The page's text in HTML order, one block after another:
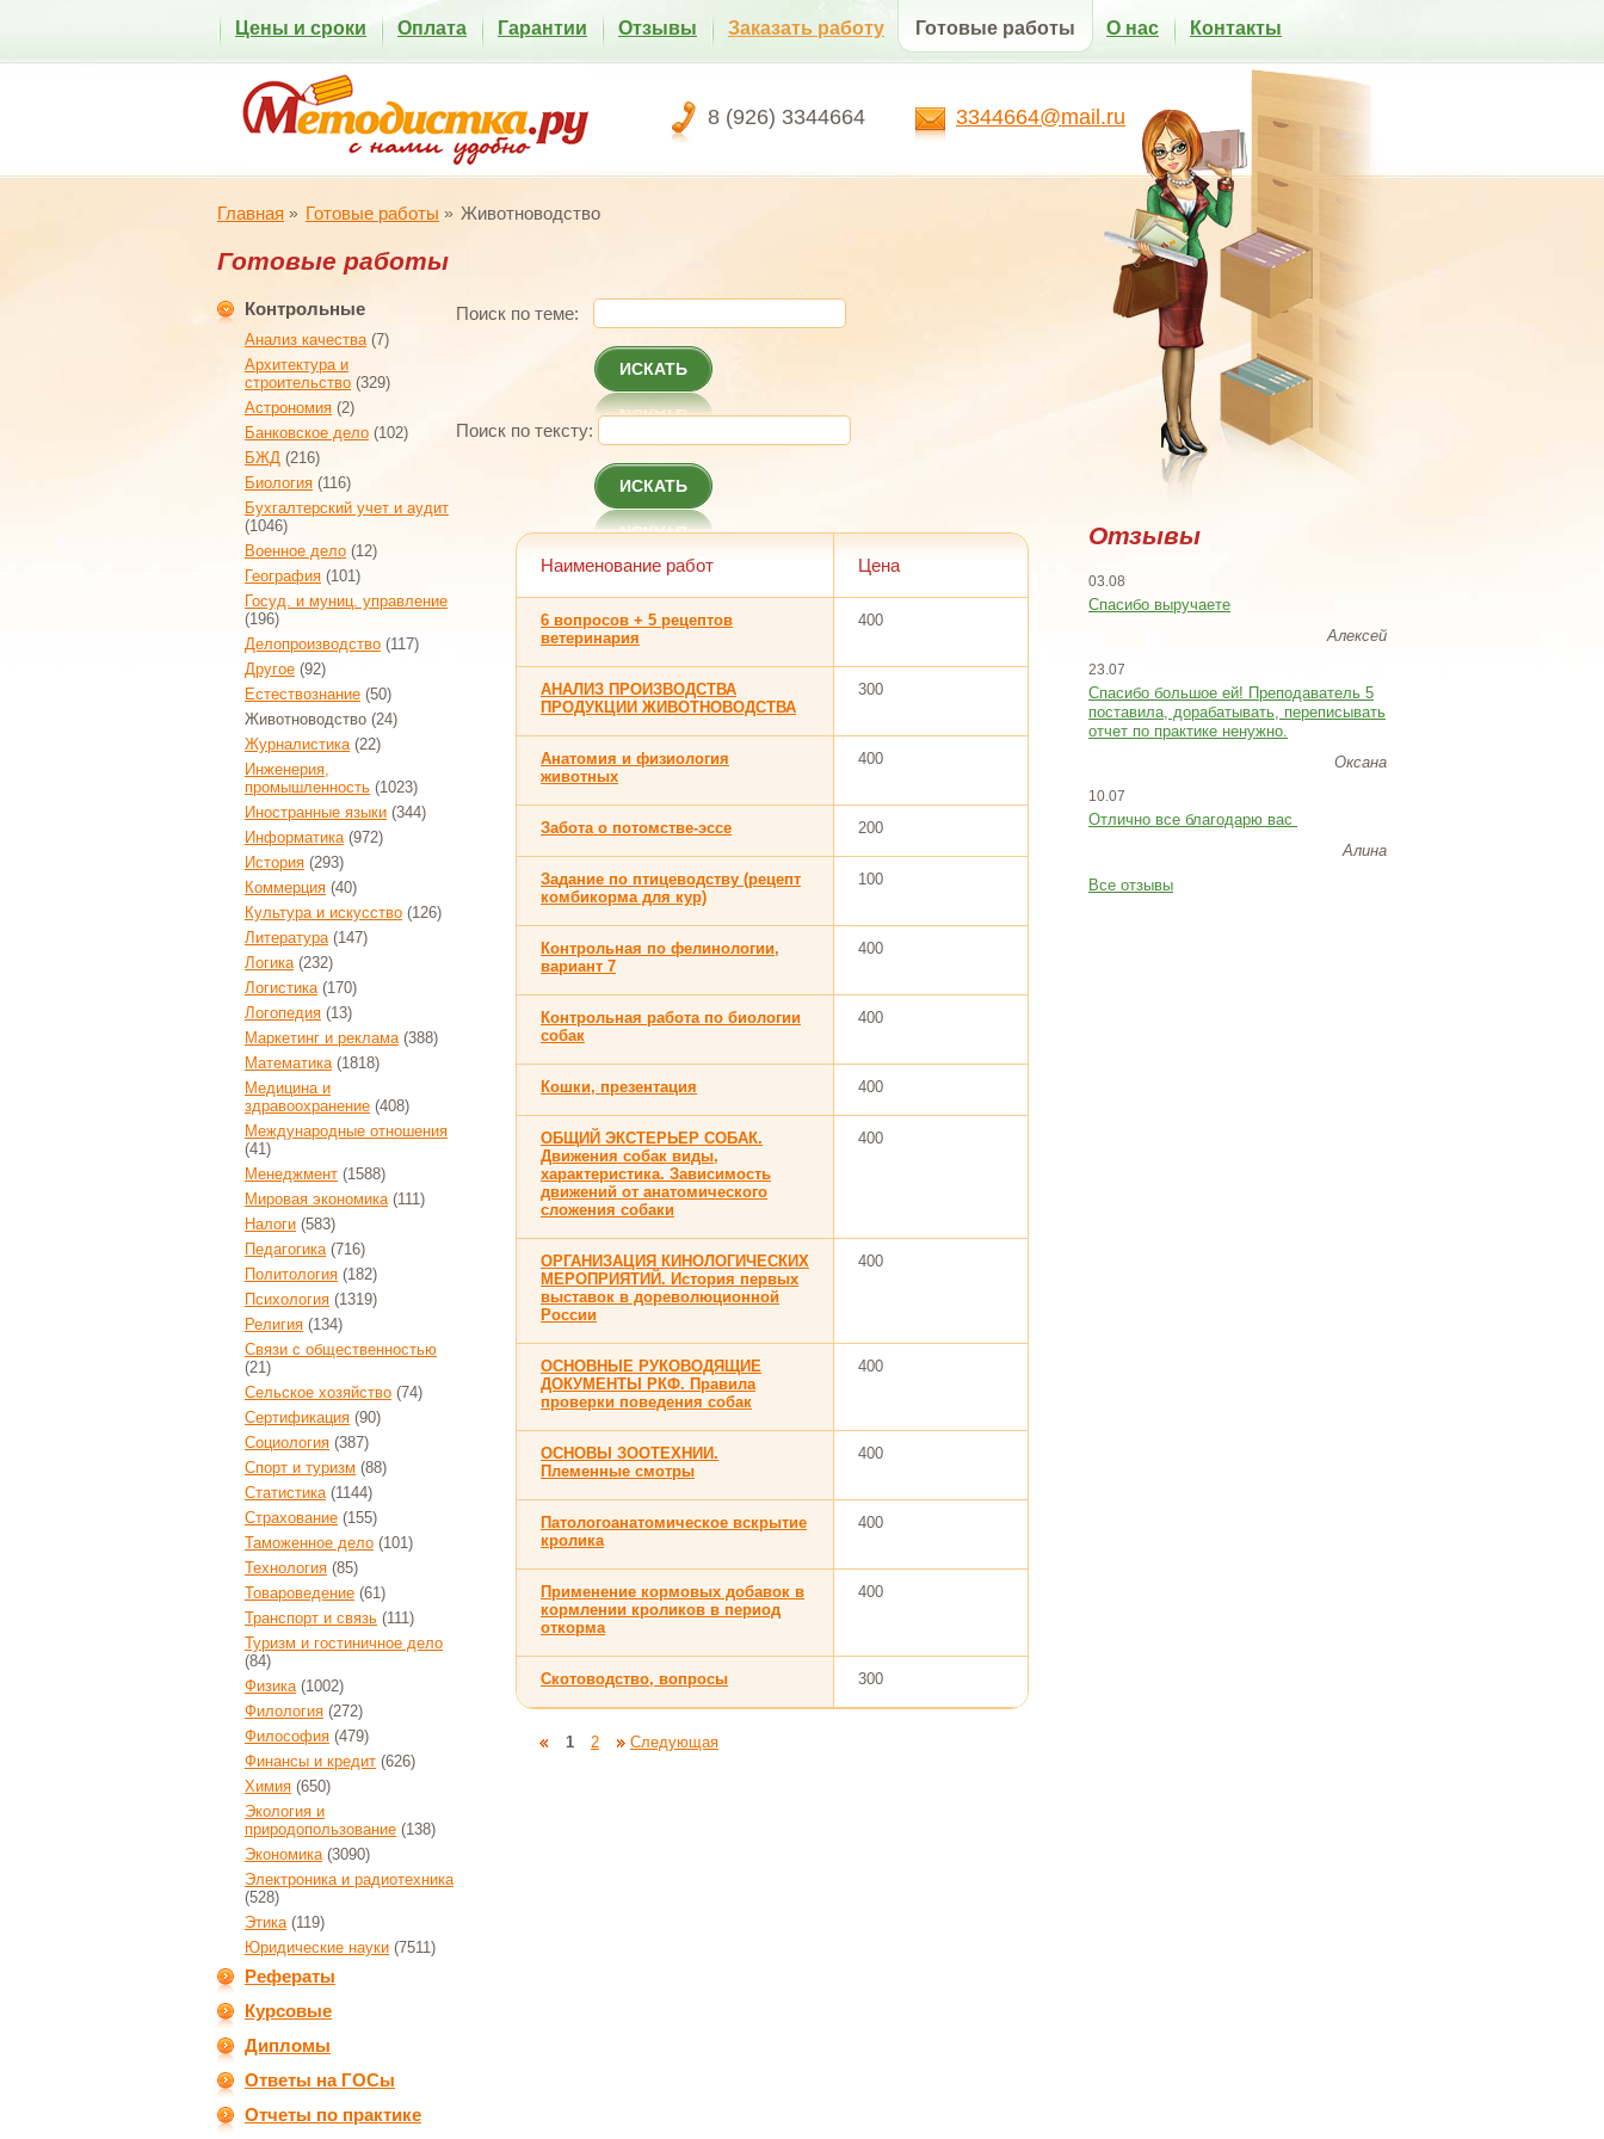
8 (926) 3344664 3344664@mail.ru
Цены и сроки Оплата Гарантии Отзывы Заказать работу Готовые работы О нас Контакты
Главная Готовые работы Животноводство
Готовые работы
Контрольные
Анализ качества(7)
Архитектура и
строительство (329)
Астрономия (2)
Банковское дело (102)
БЖД (216)
Биология (116)
Бухгалтерский учет и аудит
(1046)
Военное дело (12)
География (101)
Госуд. и муниц. управление
(196)
Делопроизводство (117)
Другое (92)
Естествознание (50)
Животноводство (24)
Журналистика(22)
Инженерия,
промышленность (1023)
Иностранные языки (344)
Информатика(972)
История (293)
Коммерция (40)
Культура и искусство (126)
Литература(147)
Логика(232)
Логистика(170)
Логопедия (13)
Маркетинг и реклама(388)
Математика(1818)
Медицина и
здравоохранение (408)
Международные отношения
(41)
Менеджмент (1588)
Мировая экономика(111)
Налоги (583)
Педагогика(716)
Политология (182)
Психология (1319)
Религия (134)
Связи с общественностью
(21)
Сельское хозяйство (74)
Сертификация (90)
Социология (387)
Спорт и туризм (88)
Статистика(1144)
Страхование (155)
Таможенное дело (101)
Технология (85)
Товароведение (61)
Транспорт и связь (111)
Туризм и гостиничное дело
(84)
Физика(1002)
Филология (272)
Философия (479)
Финансы и кредит (626)
Химия (650)
Экология и
природопользование (138)
Экономика(3090)
Электроника и радиотехника
(528)
Этика(119)
Юридические науки (7511)
Рефераты
Курсовые
Дипломы
Ответы на ГОСы
Отчеты по практике
Поиск по теме:
ИСКАТЬ
Поиск по тексту:
ИСКАТЬ
Наименование работ Цена
6 вопросов + 5 рецептов
ветеринария
400
АНАЛИЗ ПРОИЗВОДСТВА
ПРОДУКЦИИ ЖИВОТНОВОДСТВА
300
Анатомия и физиология
животных
400
Забота о потомстве-эссе 200
Задание по птицеводству (рецепт
комбикорма для кур)
100
Контрольная по фелинологии,
вариант 7
400
Контрольная работа по биологии
собак
400
Кошки, презентация 400
ОБЩИЙ ЭКСТЕРЬЕР СОБАК.
Движения собак виды,
характеристика. Зависимость
движений от анатомического
сложения собаки
400
ОРГАНИЗАЦИЯ КИНОЛОГИЧЕСКИХ
МЕРОПРИЯТИЙ. История первых
выставок в дореволюционной
России
400
ОСНОВНЫЕ РУКОВОДЯЩИЕ
ДОКУМЕНТЫ РКФ. Правила
проверки поведения собак
400
ОСНОВЫ ЗООТЕХНИИ.
Племенные смотры
400
Патологоанатомическое вскрытие
кролика
400
Применение кормовых добавок в
кормлении кроликов в период
откорма
400
Скотоводство, вопросы 300
1 2 Следующая
Отзывы
03.08
Спасибо выручаете
Алексей
23.07
Cпасибо большое ей! Преподаватель 5
поставила, дорабатывать, переписывать
отчет по практике ненужно.
Оксана
10.07
Отлично все благодарю вас
Алина
Все отзывы